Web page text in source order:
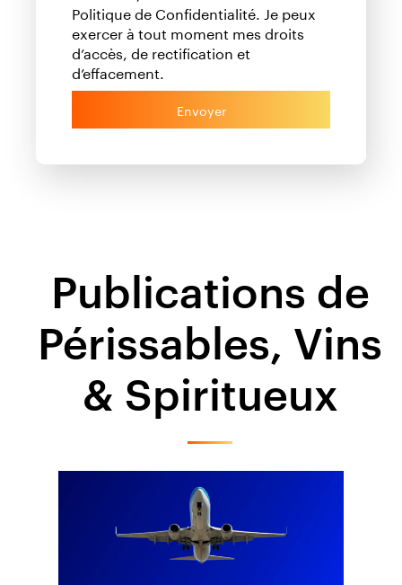
Politique de Confidentialité. Je peux
exercer à tout moment mes droits
d’accès, de rectification et
d’effacement.
Envoyer
Publications de
Périssables, Vins
& Spiritueux